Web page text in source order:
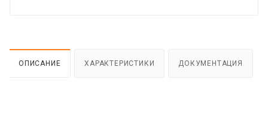
ОПИСАНИЕ ХАРАКТЕРИСТИКИ ДОКУМЕНТАЦИЯ